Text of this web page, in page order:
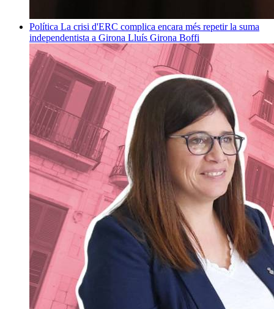
Política La crisi d'ERC complica encara més repetir la suma
independentista a Girona Lluís Girona Boffi